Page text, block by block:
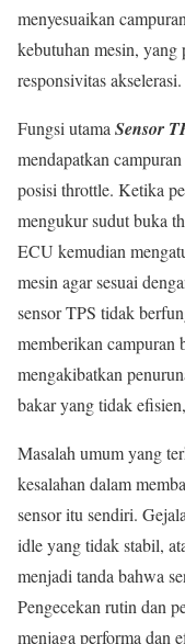
menyesuaikan
kebutuhan mesin, yang
responsivitas akselerasi.
Fungsi utama Sensor
mendapatkan
posisi throttle. Ketika
mengukur sudut buka
ECU kemudian
mesin agar sesuai
sensor TPS tidak
memberikan campuran
mengakibatkan
bakar yang tidak
Masalah umum yang
kesalahan dalam
sensor itu sendiri.
idle yang tidak stabil,
menjadi tanda bahwa
Pengecekan rutin dan
menjaga performa dan